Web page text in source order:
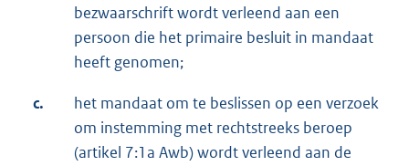
bezwaarschrift wordt verleend aan een
persoon die het primaire besluit in mandaat
heeft genomen;
c.
het mandaat om te beslissen op een verzoek
om instemming met rechtstreeks beroep
(artikel 7:1a Awb) wordt verleend aan de